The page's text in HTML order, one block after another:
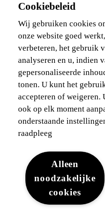
Bedrijfswagen
Ik ben zelfstandig
Voor vlootbeheerders
Waarborgen &
Ontdek Lexus
Wettelijke vermelding
Juridisch WLTP
Lexus-België © 2026
Cookiebeleid
Wij gebruiken cookies
onze website goed
verbeteren, het gebruik
analyseren en u, indien
gepersonaliseerde
tonen. U kunt het
accepteren of
ook op elk moment
onderstaande
raadpleeg
Alleen
noodzakelijke
cookies